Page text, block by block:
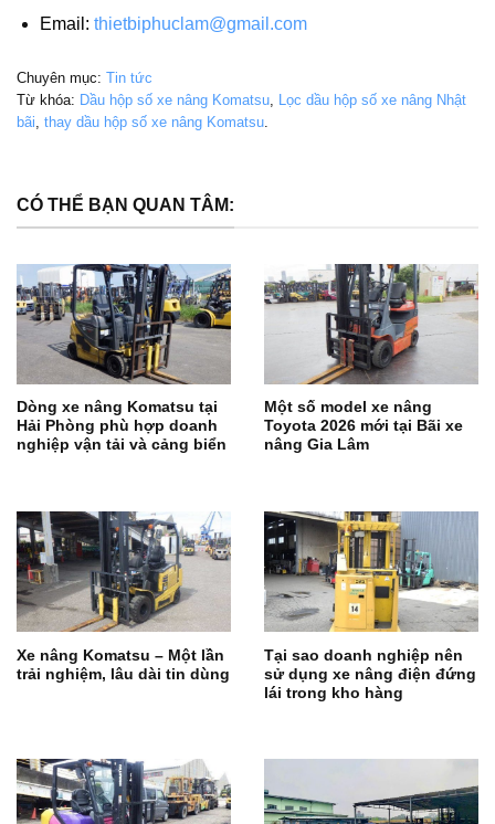
Email: thietbiphuclam@gmail.com
Chuyên mục: Tin tức
Từ khóa: Dầu hộp số xe nâng Komatsu
Lọc dầu hộp số xe nâng Nhật
bãi thay dầu hộp số xe nâng Komatsu
CÓ THỂ BẠN QUAN TÂM:
Dòng xe nâng Komatsu tại
Hải Phòng phù hợp doanh
nghiệp vận tải và cảng biển
Một số model xe nâng
Toyota 2026 mới tại Bãi xe
nâng Gia Lâm
Xe nâng Komatsu – Một lần
trải nghiệm, lâu dài tin dùng
Tại sao doanh nghiệp nên
sử dụng xe nâng điện đứng
lái trong kho hàng